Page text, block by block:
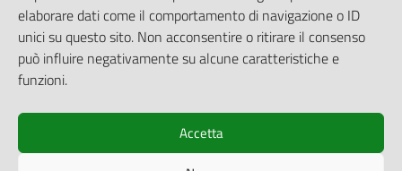
elaborare dati come il comportamento di navigazione o ID
unici su questo sito. Non acconsentire o ritirare il consenso
può influire negativamente su alcune caratteristiche e
funzioni.
Accetta
Note legali
Cookie Policy (UE)
Piano di miglioramento del Sito
SEGUICI SU